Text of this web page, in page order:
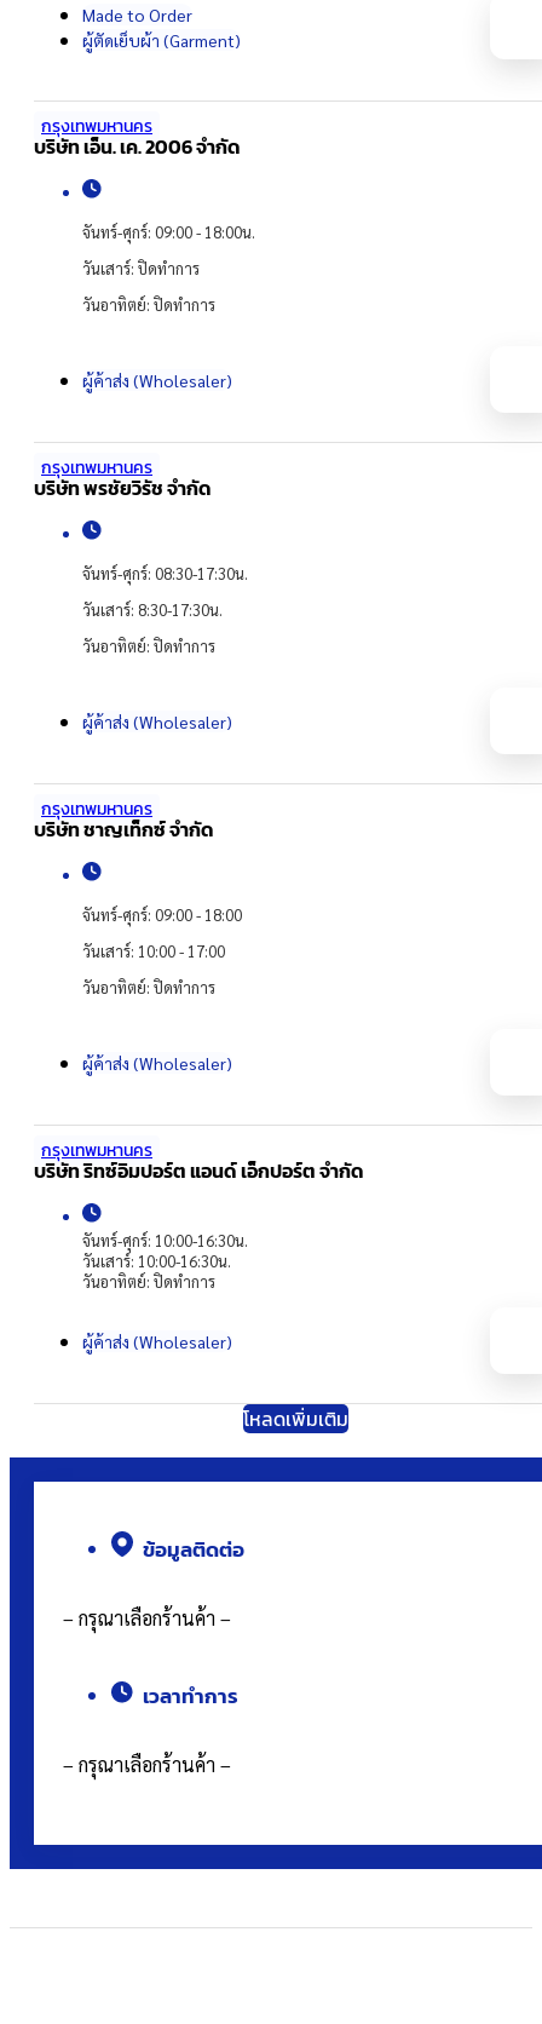
Made to Order
ผู้ตัดเย็บผ้า (Garment)
กรุงเทพมหานคร
บริษัท เอ็น. เค. 2006 จำกัด
จันทร์-ศุกร์: 09:00 - 18:00น.
วันเสาร์: ปิดทำการ
วันอาทิตย์: ปิดทำการ
ผู้ค้าส่ง (Wholesaler)
กรุงเทพมหานคร
บริษัท พรชัยวิรัช จํากัด
จันทร์-ศุกร์: 08:30-17:30น.
วันเสาร์: 8:30-17:30น.
วันอาทิตย์: ปิดทำการ
ผู้ค้าส่ง (Wholesaler)
กรุงเทพมหานคร
บริษัท ชาญเท็กซ์ จำกัด
จันทร์-ศุกร์: 09:00 - 18:00
วันเสาร์: 10:00 - 17:00
วันอาทิตย์: ปิดทำการ
ผู้ค้าส่ง (Wholesaler)
กรุงเทพมหานคร
บริษัท ริทซ์อิมปอร์ต แอนด์ เอ็กปอร์ต จำกัด
จันทร์-ศุกร์: 10:00-16:30น.
วันเสาร์: 10:00-16:30น.
วันอาทิตย์: ปิดทำการ
ผู้ค้าส่ง (Wholesaler)
โหลดเพิ่มเติม
ข้อมูลติดต่อ
– กรุณาเลือกร้านค้า –
เวลาทำการ
– กรุณาเลือกร้านค้า –